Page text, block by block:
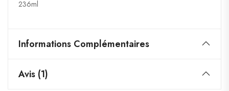
236ml
Informations Complémentaires
Avis (1)